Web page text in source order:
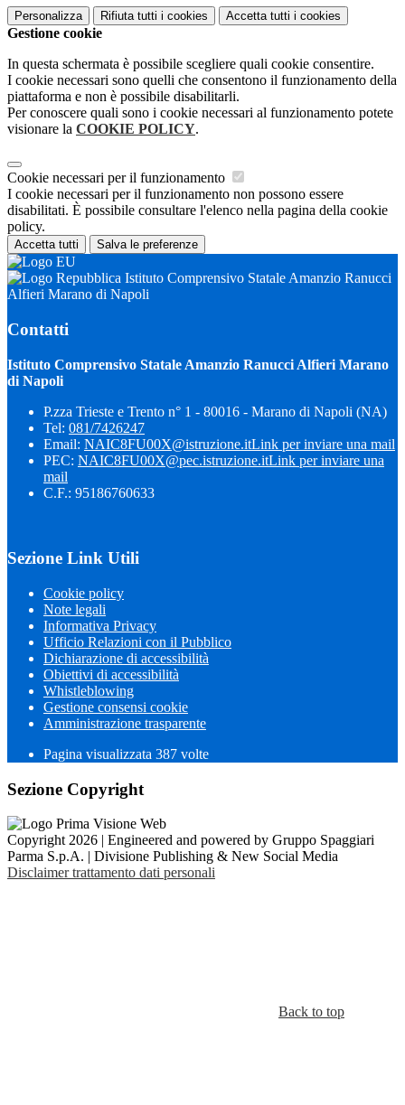
Personalizza Rifiuta tutti i cookies Accetta tutti i cookies
Gestione cookie
In questa schermata è possibile scegliere quali cookie consentire.
I cookie necessari sono quelli che consentono il funzionamento della
piattaforma e non è possibile disabilitarli.
Per conoscere quali sono i cookie necessari al funzionamento potete
visionare la COOKIE POLICY.
Cookie necessari per il funzionamento
I cookie necessari per il funzionamento non possono essere
disabilitati. È possibile consultare l'elenco nella pagina della cookie
policy.
Accetta tutti Salva le preferenze
Istituto Comprensivo Statale Amanzio Ranucci
Alfieri Marano di Napoli
Contatti
Istituto Comprensivo Statale Amanzio Ranucci Alfieri Marano
di Napoli
P.zza Trieste e Trento n° 1 - 80016 - Marano di Napoli (NA)
Tel: 081/7426247
Email: NAIC8FU00X@istruzione.itLink per inviare una mail
PEC: NAIC8FU00X@pec.istruzione.itLink per inviare una
mail
C.F.: 95186760633
Sezione Link Utili
Cookie policy
Note legali
Informativa Privacy
Ufficio Relazioni con il Pubblico
Dichiarazione di accessibilità
Obiettivi di accessibilità
Whistleblowing
Gestione consensi cookie
Amministrazione trasparente
Pagina visualizzata 387 volte
Sezione Copyright
Copyright 2026 | Engineered and powered by Gruppo Spaggiari
Parma S.p.A. | Divisione Publishing & New Social Media
Disclaimer trattamento dati personali
Back to top